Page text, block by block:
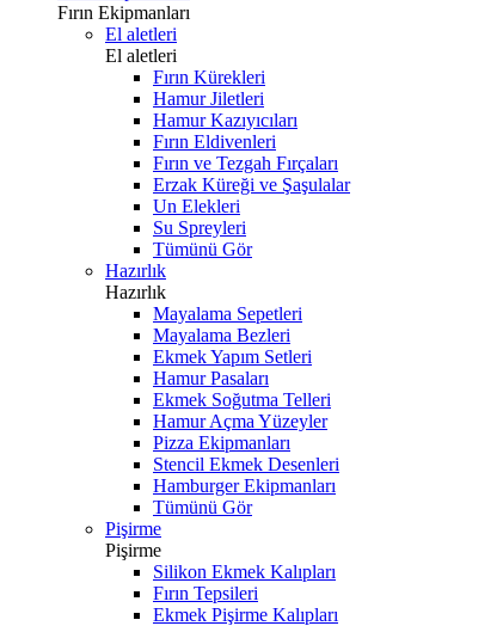
Fırın Ekipmanları
El aletleri
El aletleri
Fırın Kürekleri
Hamur Jiletleri
Hamur Kazıyıcıları
Fırın Eldivenleri
Fırın ve Tezgah Fırçaları
Erzak Küreği ve Şaşulalar
Un Elekleri
Su Spreyleri
Tümünü Gör
Hazırlık
Hazırlık
Mayalama Sepetleri
Mayalama Bezleri
Ekmek Yapım Setleri
Hamur Pasaları
Ekmek Soğutma Telleri
Hamur Açma Yüzeyler
Pizza Ekipmanları
Stencil Ekmek Desenleri
Hamburger Ekipmanları
Tümünü Gör
Pişirme
Pişirme
Silikon Ekmek Kalıpları
Fırın Tepsileri
Ekmek Pişirme Kalıpları